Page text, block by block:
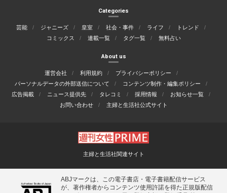
Categories
芸能 ジャニーズ 皇室 社会・事件 ライフ
トレンド
コミックス
連載一覧 タグ一覧 無料占い
About us
運営会社 利用規約
プライバシーポリシー
パーソナルデータの外部送信について
コンテンツ制作・編集ポリシー
広告掲載
ニュース提供先 タレコミ 採用情報
お知らせ一覧
お問い合わせ
主婦と生活社公式サイト
主婦と生活社関連サイト
ABJマークは、この電子書店・電子書籍配信サービス
が、著作権者からコンテンツ使用許諾を得た正規版配信